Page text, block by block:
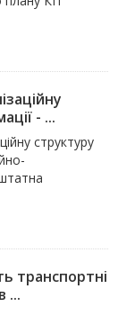
- ...
структуру
транспортні
...